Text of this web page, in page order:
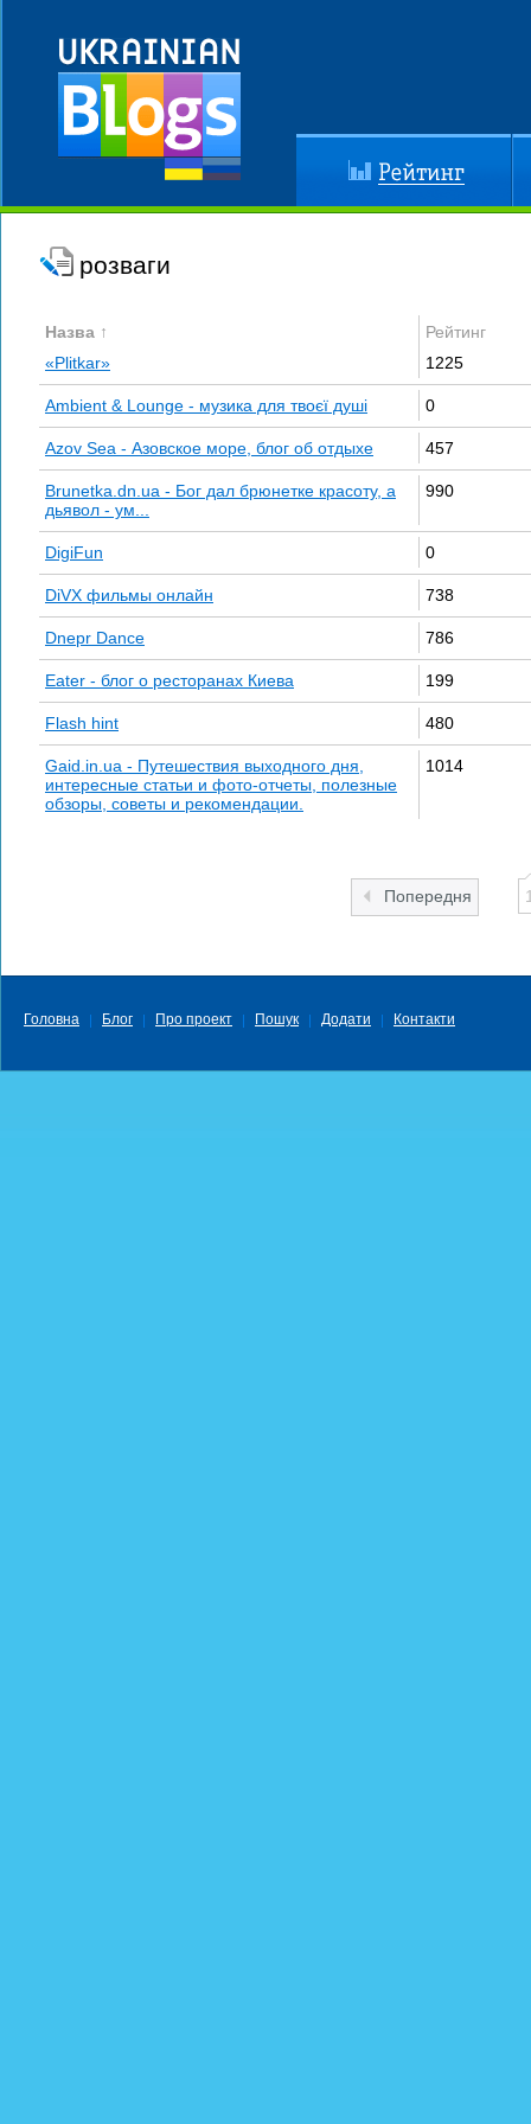
Рейтинг
розваги
Назва ↑
Рейтинг
«Plitkar»
1225
Ambient & Lounge - музика для твоєї душі 0
Azov Sea - Азовское море, блог об отдыхе 457
Brunetka.dn.ua - Бог дал брюнетке красоту, а
дьявол - ум...
990
DigiFun 0
DiVX фильмы онлайн 738
Dnepr Dance 786
Eater - блог о ресторанах Киева 199
Flash hint 480
Gaid.in.ua - Путешествия выходного дня,
интересные статьи и фото-отчеты, полезные
обзоры, советы и рекомендации.
1014
Попередня
Головна Блог Про проект Пошук Додати Контакти